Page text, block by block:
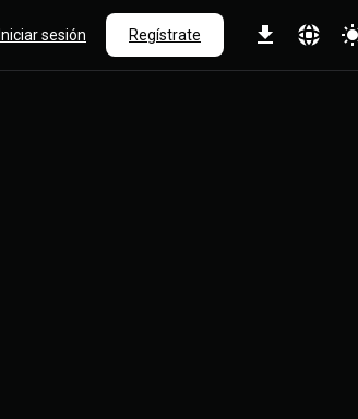
Iniciar sesión Regístrate